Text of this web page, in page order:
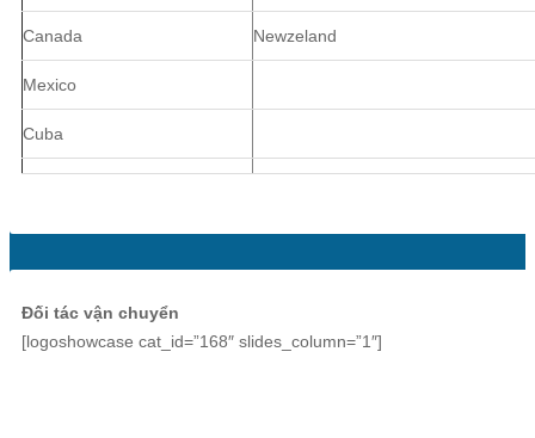
Canada Newzeland
Mexico
Cuba
Đối tác vận chuyển
[logoshowcase cat_id=”168″ slides_column=”1″]